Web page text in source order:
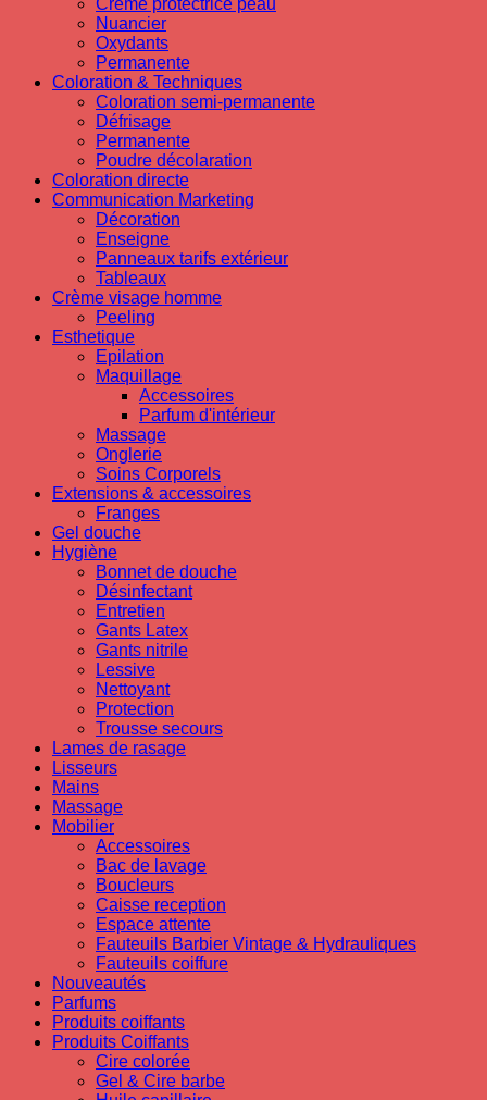
Crème protectrice peau
Nuancier
Oxydants
Permanente
Coloration & Techniques
Coloration semi-permanente
Défrisage
Permanente
Poudre décolaration
Coloration directe
Communication Marketing
Décoration
Enseigne
Panneaux tarifs extérieur
Tableaux
Crème visage homme
Peeling
Esthetique
Epilation
Maquillage
Accessoires
Parfum d'intérieur
Massage
Onglerie
Soins Corporels
Extensions & accessoires
Franges
Gel douche
Hygiène
Bonnet de douche
Désinfectant
Entretien
Gants Latex
Gants nitrile
Lessive
Nettoyant
Protection
Trousse secours
Lames de rasage
Lisseurs
Mains
Massage
Mobilier
Accessoires
Bac de lavage
Boucleurs
Caisse reception
Espace attente
Fauteuils Barbier Vintage & Hydrauliques
Fauteuils coiffure
Nouveautés
Parfums
Produits coiffants
Produits Coiffants
Cire colorée
Gel & Cire barbe